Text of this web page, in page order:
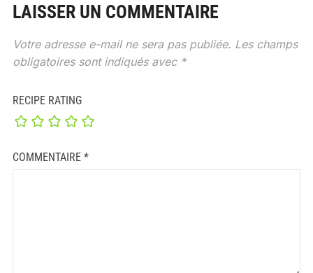
LAISSER UN COMMENTAIRE
Votre adresse e-mail ne sera pas publiée. Les champs
obligatoires sont indiqués avec *
RECIPE RATING
COMMENTAIRE *